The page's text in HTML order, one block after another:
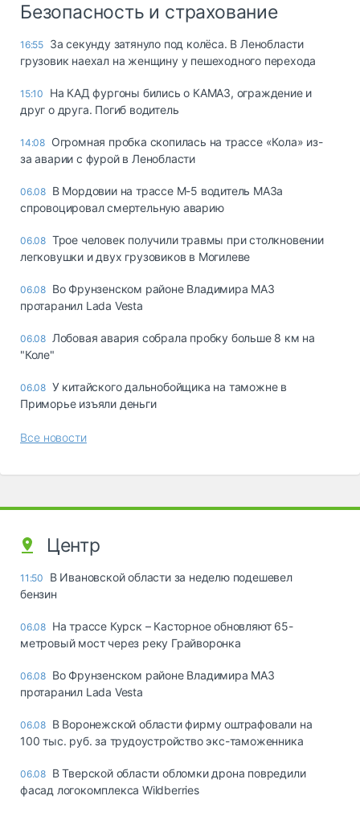
Безопасность и страхование
16:55 За секунду затянуло под колёса. В Ленобласти
грузовик наехал на женщину у пешеходного перехода
15:10
На КАД фургоны бились о КАМАЗ, ограждение и
друг о друга. Погиб водитель
14:08 Огромная пробка скопилась на трассе «Кола» из-
за аварии с фурой в Ленобласти
06.08 В Мордовии на трассе М-5 водитель МАЗа
спровоцировал смертельную аварию
06.08 Трое человек получили травмы при столкновении
легковушки и двух грузовиков в Могилеве
06.08 Во Фрунзенском районе Владимира МАЗ
протаранил Lada Vesta
06.08 Лобовая авария собрала пробку больше 8 км на
"Коле"
06.08 У китайского дальнобойщика на таможне в
Приморье изъяли деньги
Все новости
Центр
11:50
В Ивановской области за неделю подешевел
бензин
06.08 На трассе Курск – Касторное обновляют 65-
метровый мост через реку Грайворонка
06.08 Во Фрунзенском районе Владимира МАЗ
протаранил Lada Vesta
06.08 В Воронежской области фирму оштрафовали на
100 тыс. руб. за трудоустройство экс-таможенника
06.08 В Тверской области обломки дрона повредили
фасад логокомплекса Wildberries